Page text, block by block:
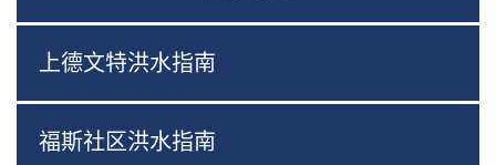
上德文特洪水指南
福斯社区洪水指南